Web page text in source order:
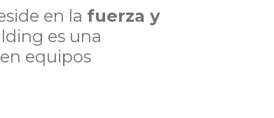
en la fuerza y
es una
equipos